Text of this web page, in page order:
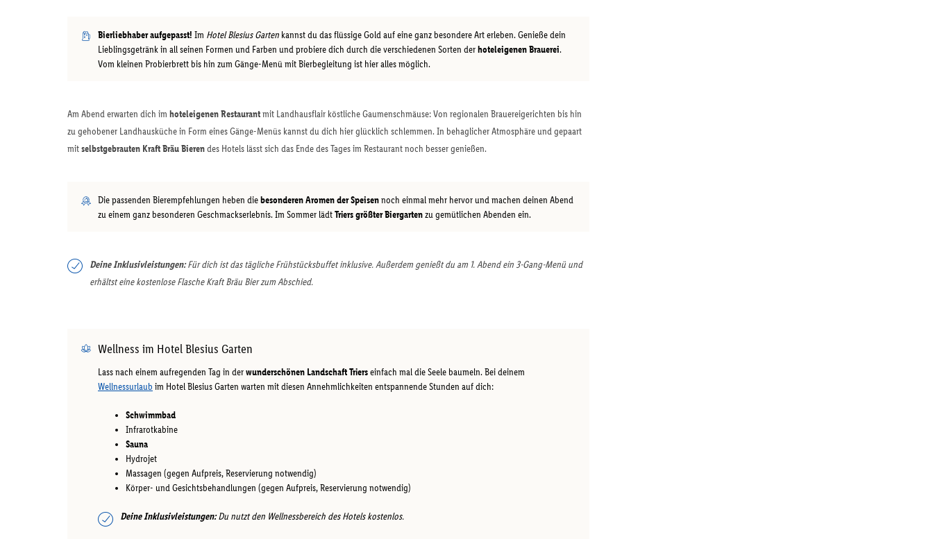
Bierliebhaber aufgepasst! Im Hotel Blesius Garten kannst du das flüssige Gold auf eine ganz besondere Art erleben. Genieße dein
Lieblingsgetränk in all seinen Formen und Farben und probiere dich durch die verschiedenen Sorten derhoteleigenen Brauerei.
Vom kleinen Probierbrett bis hin zum Gänge-Menü mit Bierbegleitung ist hier alles möglich.
Am Abend erwarten dich im hoteleigenen Restaurantmit Landhausflair köstliche Gaumenschmäuse: Von regionalen Brauereigerichten bis hin
zu gehobener Landhausküche in Form eines Gänge-Menüs kannst du dich hier glücklich schlemmen. In behaglicher Atmosphäre und gepaart
mitselbstgebrauten Kraft Bräu Bierendes Hotels lässt sich das Ende des Tages im Restaurant noch besser genießen.
Die passenden Bierempfehlungen heben diebesonderen Aromen der Speisennoch einmal mehr hervor und machen deinen Abend
zu einem ganz besonderen Geschmackserlebnis. Im Sommer lädtTriers größter Biergartenzu gemütlichen Abenden ein.
Deine Inklusivleistungen:Für dich ist das tägliche Frühstücksbuffet inklusive. Außerdem genießt du am 1. Abend ein 3-Gang-Menü und
erhältst eine kostenlose Flasche Kraft Bräu Bier zum Abschied.
Wellness im Hotel Blesius Garten
Lass nach einem aufregenden Tag in derwunderschönen Landschaft Trierseinfach mal die Seele baumeln. Bei deinem
Wellnessurlaub im Hotel Blesius Garten warten mit diesen Annehmlichkeiten entspannende Stunden auf dich:
Schwimmbad
Infrarotkabine
Sauna
Hydrojet
Massagen (gegen Aufpreis, Reservierung notwendig)
Körper- und Gesichtsbehandlungen (gegen Aufpreis, Reservierung notwendig)
Deine Inklusivleistungen:Du nutzt den Wellnessbereich des Hotels kostenlos.